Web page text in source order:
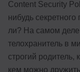
Content Security
нибудь секретного
ли? На самом
телохранитель в
строгий родитель,
кем можно